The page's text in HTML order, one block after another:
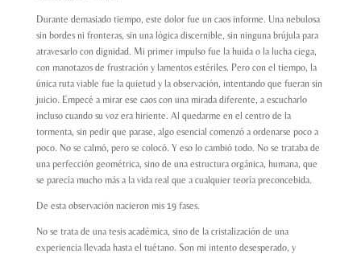
Durante demasiado tiempo, este dolor fue un caos informe. Una nebulosa
sin bordes ni fronteras, sin una lógica discernible, sin ninguna brújula para
atravesarlo con dignidad. Mi primer impulso fue la huida o la lucha ciega,
con manotazos de frustración y lamentos estériles. Pero con el tiempo, la
única ruta viable fue la quietud y la observación, intentando que fueran sin
juicio. Empecé a mirar ese caos con una mirada diferente, a escucharlo
incluso cuando su voz era hiriente. Al quedarme en el centro de la
tormenta, sin pedir que parase, algo esencial comenzó a ordenarse poco a
poco. No se calmó, pero se colocó. Y eso lo cambió todo. No se trataba de
una perfección geométrica, sino de una estructura orgánica, humana, que
se parecía mucho más a la vida real que a cualquier teoría preconcebida.
De esta observación nacieron mis 19 fases.
No se trata de una tesis académica, sino de la cristalización de una
experiencia llevada hasta el tuétano. Son mi intento desesperado, y